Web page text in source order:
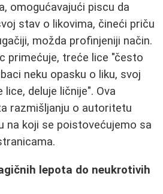
omogućavajući piscu da
stav o likovima, čineći priču
možda profinjeniji način.
primećuje, treće lice "često
neku opasku o liku, svoj
deluje ličnije". Ova
razmišljanju o autoritetu
na koji se poistovećujemo sa
lepota do neukrotivih